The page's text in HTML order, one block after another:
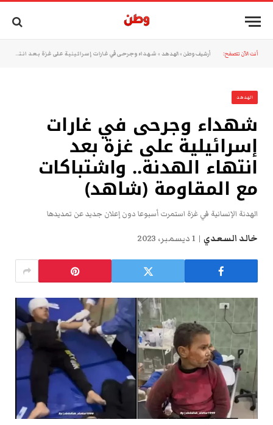
أنت الآن تتصفح: أرشيف وطن »الهدهد » شهداء وجرحى في غارات إسرائيلية على غزة بعد انتهاء الهدنة.. واشتباكات مع المقاومة (شاهد)
الهدهد
شهداء وجرحى في غارات
إسرائيلية على غزة بعد
انتهاء الهدنة.. واشتباكات
مع المقاومة (شاهد)
الهدنة الإنسانية في غزة استمرت أسبوعا دون إعلان جديد عن تمديدها
خالد السعدي 1 ديسمبر، 2023